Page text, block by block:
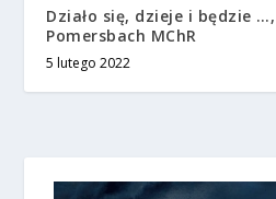
Działo się, dzieje i będzie
Pomersbach MChR
5 lutego 2022